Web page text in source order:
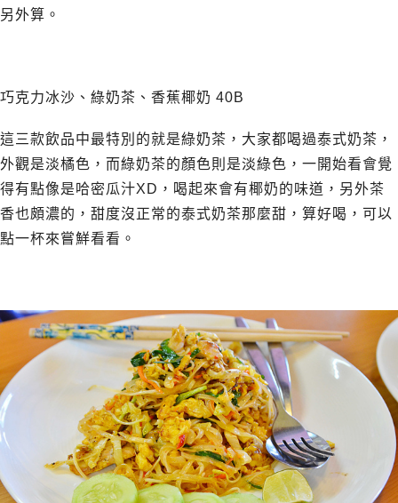
另外算。
巧克力冰沙、綠奶茶、香蕉椰奶 40B
這三款飲品中最特別的就是綠奶茶，大家都喝過泰式奶茶，
外觀是淡橘色，而綠奶茶的顏色則是淡綠色，一開始看會覺
得有點像是哈密瓜汁XD，喝起來會有椰奶的味道，另外茶
香也頗濃的，甜度沒正常的泰式奶茶那麼甜，算好喝，可以
點一杯來嘗鮮看看。